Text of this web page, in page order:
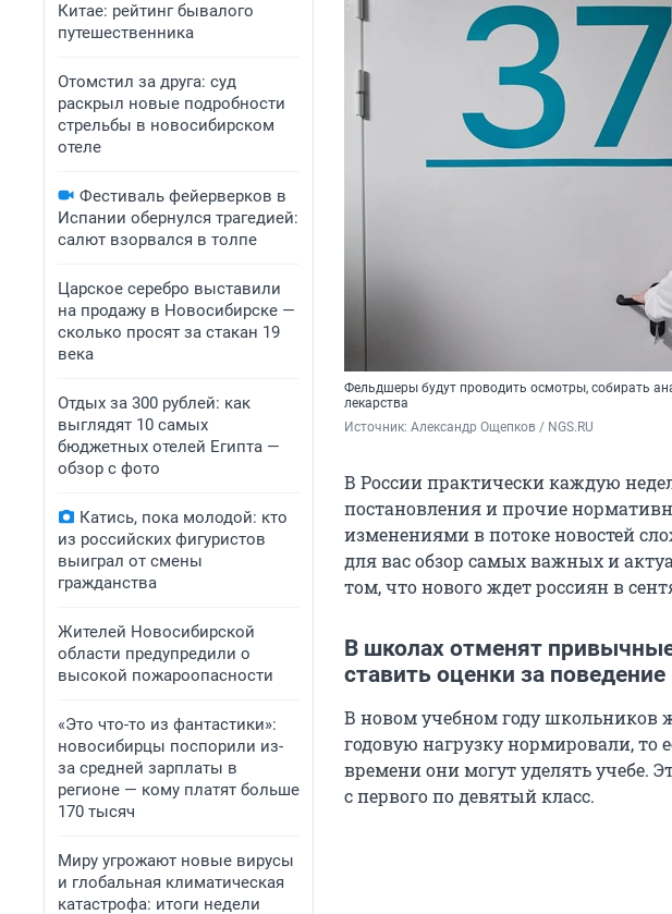
Китае: рейтинг бывалого
путешественника
Отомстил за друга: суд
раскрыл новые подробности
стрельбы в новосибирском
отеле
Фестиваль фейерверков в
Испании обернулся трагедией:
салют взорвался в толпе
Царское серебро выставили
на продажу в Новосибирске —
сколько просят за стакан 19
века
Отдых за 300 рублей: как
выглядят 10 самых
бюджетных отелей Египта —
обзор с фото
Катись, пока молодой: кто
из российских фигуристов
выиграл от смены
гражданства
Жителей Новосибирской
области предупредили о
высокой пожароопасности
«Это что-то из фантастики»:
новосибирцы поспорили из-
за средней зарплаты в
регионе — кому платят больше
170 тысяч
Миру угрожают новые вирусы
и глобальная климатическая
катастрофа: итоги недели
Фельдшеры будут проводить осмотры, собирать
лекарства
Источник: Александр Ощепков / NGS.RU
В России практически каждую
постановления и прочие
изменениями в потоке новостей
для вас обзор самых важных и
том, что нового ждет россиян в
В школах отменят
ставить оценки за поведение
В новом учебном году школьников
годовую нагрузку нормировали, то
времени они могут уделять учебе.
с первого по девятый класс.